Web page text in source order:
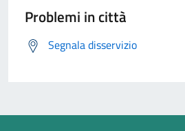
Problemi in città
Segnala disservizio